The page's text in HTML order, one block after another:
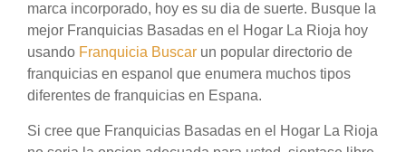
marca incorporado, hoy es su dia de suerte. Busque la
mejor Franquicias Basadas en el Hogar La Rioja hoy
usando Franquicia Buscar un popular directorio de
franquicias en espanol que enumera muchos tipos
diferentes de franquicias en Espana.
Si cree que Franquicias Basadas en el Hogar La Rioja